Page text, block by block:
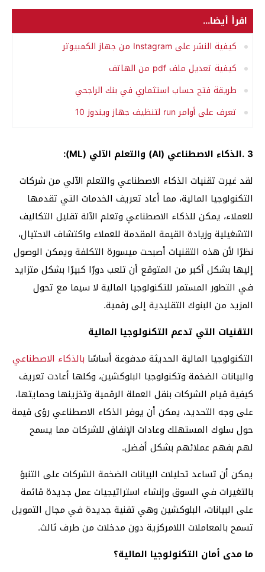
اقرأ أيضا...
كيفية النشر على Instagram من جهاز الكمبيوتر
كيفية تعديل ملف pdf من الهاتف
طريقة فتح حساب استثماري في بنك الراجحي
تعرف على أوامر run لتنظيف جهاز ويندوز 10
3 .الذكاء الاصطناعي (AI) والتعلم الآلي (ML):
لقد غيرت تقنيات الذكاء الاصطناعي والتعلم الآلي من شركات
التكنولوجيا المالية، مما أعاد تعريف الخدمات التي تقدمها
للعملاء، يمكن للذكاء الاصطناعي وتعلم الآلة تقليل التكاليف
التشغيلية وزيادة القيمة المقدمة للعملاء واكتشاف الاحتيال،
نظرًا لأن هذه التقنيات أصبحت ميسورة التكلفة ويمكن الوصول
إليها بشكل أكبر من المتوقع أن تلعب دورًا كبيرًا بشكل متزايد
في التطور المستمر للتكنولوجيا المالية لا سيما مع تحول
المزيد من البنوك التقليدية إلى رقمية.
التقنيات التي تدعم التكنولوجيا المالية
التكنولوجيا المالية الحديثة مدفوعة أساسًا بالذكاء الاصطناعي
والبيانات الضخمة وتكنولوجيا البلوكشين، وكلها أعادت تعريف
كيفية قيام الشركات بنقل العملة الرقمية وتخزينها وحمايتها،
على وجه التحديد، يمكن أن يوفر الذكاء الاصطناعي رؤى قيمة
حول سلوك المستهلك وعادات الإنفاق للشركات مما يسمح
لهم بفهم عملائهم بشكل أفضل.
يمكن أن تساعد تحليلات البيانات الضخمة الشركات على التنبؤ
بالتغيرات في السوق وإنشاء استراتيجيات عمل جديدة قائمة
على البيانات، البلوكشين وهي تقنية جديدة في مجال التمويل
تسمح بالمعاملات اللامركزية دون مدخلات من طرف ثالث.
ما مدى أمان التكنولوجيا المالية؟